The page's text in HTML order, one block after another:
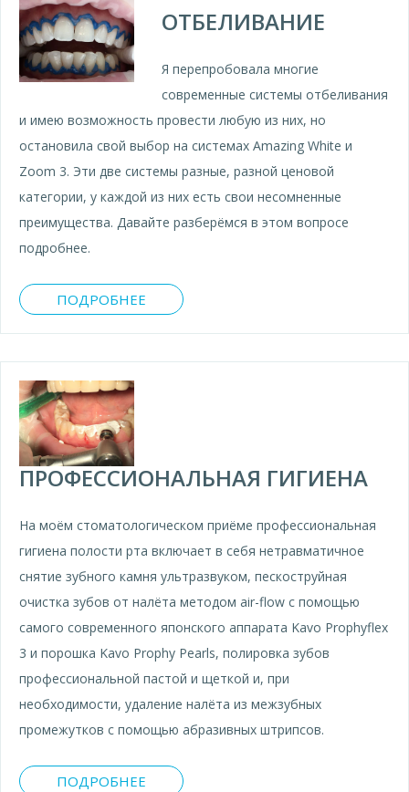
ОТБЕЛИВАНИЕ
Я перепробовала многие
современные системы отбеливания
и имею возможность провести любую из них, но
остановила свой выбор на системах Amazing White и
Zoom 3. Эти две системы разные, разной ценовой
категории, у каждой из них есть свои несомненные
преимущества. Давайте разберёмся в этом вопросе
подробнее.
ПОДРОБНЕЕ
ПРОФЕССИОНАЛЬНАЯ ГИГИЕНА
На моём стоматологическом приёме профессиональная
гигиена полости рта включает в себя нетравматичное
снятие зубного камня ультразвуком, пескоструйная
очистка зубов от налёта методом air-flow с помощью
самого современного японского аппарата Kavo Prophyflex
3 и порошка Kavo Prophy Pearls, полировка зубов
профессиональной пастой и щеткой и, при
необходимости, удаление налёта из межзубных
промежутков с помощью абразивных штрипсов.
ПОДРОБНЕЕ